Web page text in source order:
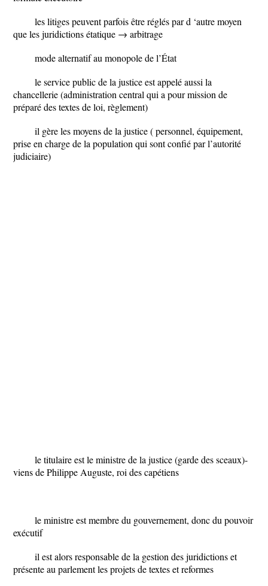
les litiges peuvent parfois être réglés par d ‘autre moyen
que les juridictions étatique → arbitrage
mode alternatif au monopole de l’État
le service public de la justice est appelé aussi la
chancellerie (administration central qui a pour mission de
préparé des textes de loi, règlement)
il gère les moyens de la justice ( personnel, équipement,
prise en charge de la population qui sont confié par l’autorité
judiciaire)
le titulaire est le ministre de la justice (garde des sceaux)-
viens de Philippe Auguste, roi des capétiens
le ministre est membre du gouvernement, donc du pouvoir
exécutif
il est alors responsable de la gestion des juridictions et
présente au parlement les projets de textes et reformes